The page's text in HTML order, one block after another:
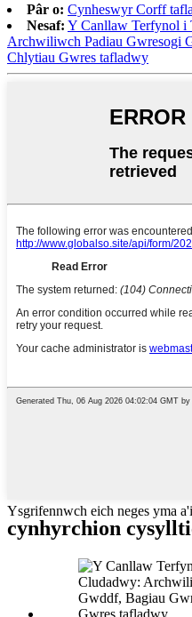
Pâr o: Cynheswyr Corff
Nesaf: Y Canllaw Terfynol i
Archwiliwch Padiau Gwresogi
Chlytiau Gwres tafladwy
Ysgrifennwch eich neges yma
cynhyrchion